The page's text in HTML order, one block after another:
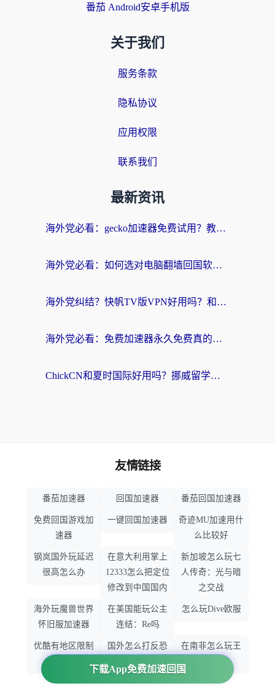
番茄 Android安卓手机版
关于我们
服务条款
隐私协议
应用权限
联系我们
最新资讯
海外党必看：gecko加速器免费试用？教你选对回国加速器，无缝刷国内剧玩游戏
海外党必看：如何选对电脑翻墙回国软件，轻松解锁国内资源？
海外党纠结？快帆TV版VPN好用吗？和扇贝手游VPN对比哪个回国效果更好？
海外党必看：免费加速器永久免费真的存在吗？教你选对回国加速器无缝刷国内资源
ChickCN和夏时国际好用吗？挪威留学生亲测3款回国加速器，附穿梭和加速喵对比指南
下载App免费加速回国
友情链接
番茄加速器 回国加速器 番茄回国加速器
免费回国游戏加
速器
一键回国加速器
奇迹MU加速用什
么比较好
钢岚国外玩延迟
很高怎么办
在意大利用掌上
12333怎么把定位
修改到中国国内
新加坡怎么玩七
人传奇：光与暗
之交战
海外玩魔兽世界
怀旧服加速器
在美国能玩公主
连结：Re吗
怎么玩Dive欧服
优酷有地区限制
国外怎么打反恐
精英：全球攻势
在南非怎么玩王